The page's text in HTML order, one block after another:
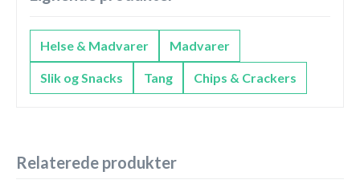
Helse & Madvarer Madvarer
Slik og Snacks Tang Chips & Crackers
Relaterede produkter